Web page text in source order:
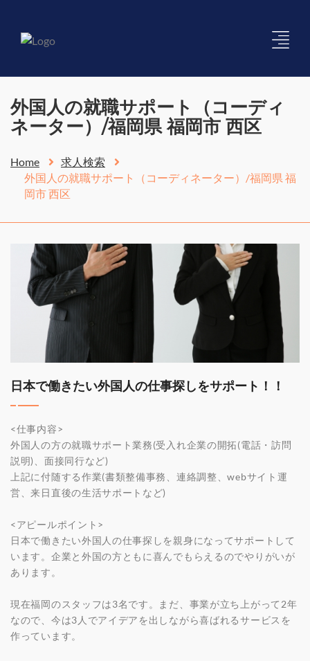
外国人の就職サポート（コーディ
ネーター）/福岡県 福岡市 西区
Home
求人検索
外国人の就職サポート（コーディネーター）/福岡県 福
岡市 西区
日本で働きたい外国人の仕事探しをサポート！！
<仕事内容>
外国人の方の就職サポート業務(受入れ企業の開拓(電話・訪問
説明)、面接同行など)
上記に付随する作業(書類整備事務、連絡調整、webサイト運
営、来日直後の生活サポートなど)
<アピールポイント>
日本で働きたい外国人の仕事探しを親身になってサポートして
います。企業と外国の方ともに喜んでもらえるのでやりがいが
あります。
現在福岡のスタッフは3名です。まだ、事業が立ち上がって2年
なので、今は3人でアイデアを出しながら喜ばれるサービスを
作っています。